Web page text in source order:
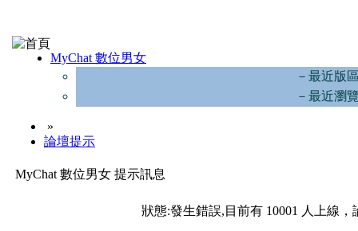
MyChat 數位男女
－最近版
－最近瀏
»
論壇提示
MyChat 數位男女 提示訊息
狀態:發生錯誤,目前有 10001 人上線